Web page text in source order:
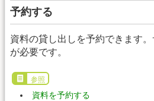
予約する
資料の貸し出しを予約できます
が必要です。
参照
資料を予約する